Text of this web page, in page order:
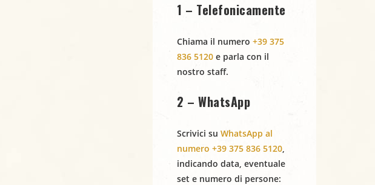
1 – Telefonicamente
Chiama il numero +39 375
836 5120 e parla con il
nostro staff.
2 – WhatsApp
Scrivici su WhatsApp al
numero +39 375 836 5120,
indicando data, eventuale
set e numero di persone: